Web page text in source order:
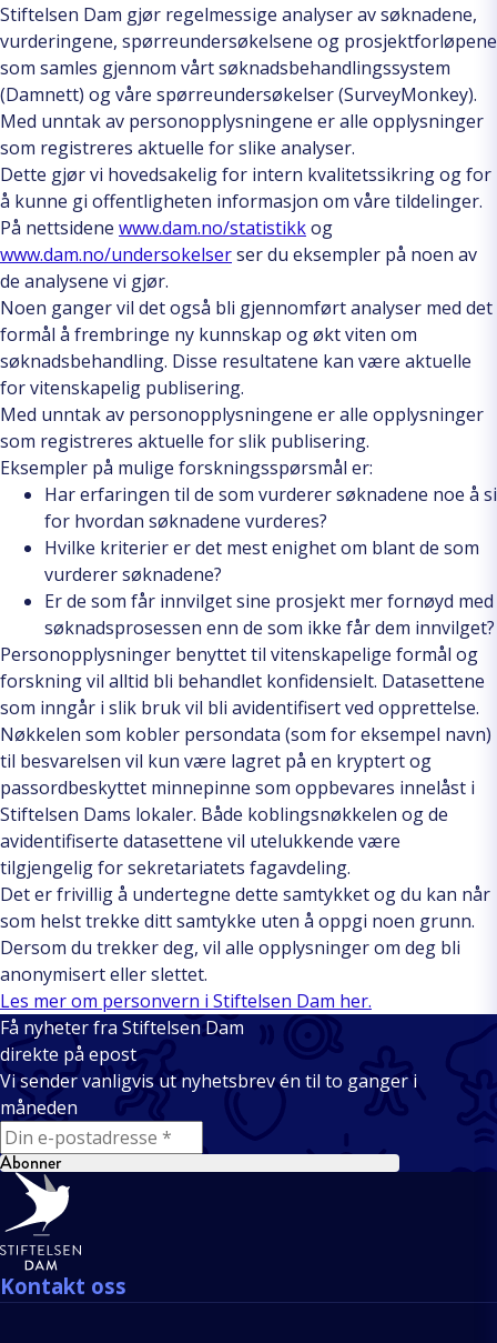
Stiftelsen Dam gjør regelmessige analyser av søknadene,
vurderingene, spørreundersøkelsene og prosjektforløpene
som samles gjennom vårt søknadsbehandlingssystem
(Damnett) og våre spørreundersøkelser (SurveyMonkey).
Med unntak av personopplysningene er alle opplysninger
som registreres aktuelle for slike analyser.
Dette gjør vi hovedsakelig for intern kvalitetssikring og for
å kunne gi offentligheten informasjon om våre tildelinger.
På nettsidene www.dam.no/statistikkog
www.dam.no/undersokelserser du eksempler på noen av
de analysene vi gjør.
Noen ganger vil det også bli gjennomført analyser med det
formål å frembringe ny kunnskap og økt viten om
søknadsbehandling. Disse resultatene kan være aktuelle
for vitenskapelig publisering.
Med unntak av personopplysningene er alle opplysninger
som registreres aktuelle for slik publisering.
Eksempler på mulige forskningsspørsmål er:
Har erfaringen til de som vurderer søknadene noe å si
for hvordan søknadene vurderes?
Hvilke kriterier er det mest enighet om blant de som
vurderer søknadene?
Er de som får innvilget sine prosjekt mer fornøyd med
søknadsprosessen enn de som ikke får dem innvilget?
Personopplysninger benyttet til vitenskapelige formål og
forskning vil alltid bli behandlet konfidensielt. Datasettene
som inngår i slik bruk vil bli avidentifisert ved opprettelse.
Nøkkelen som kobler persondata (som for eksempel navn)
til besvarelsen vil kun være lagret på en kryptert og
passordbeskyttet minnepinne som oppbevares innelåst i
Stiftelsen Dams lokaler. Både koblingsnøkkelen og de
avidentifiserte datasettene vil utelukkende være
tilgjengelig for sekretariatets fagavdeling.
Det er frivillig å undertegne dette samtykket og du kan når
som helst trekke ditt samtykke uten å oppgi noen grunn.
Dersom du trekker deg, vil alle opplysninger om deg bli
anonymisert eller slettet.
Les mer om personvern i Stiftelsen Dam her.
Få nyheter fra Stiftelsen Dam
direkte på epost
Vi sender vanligvis ut nyhetsbrev én til to ganger i
måneden
E-mail
Abonner
Bunntekst
Kontakt oss